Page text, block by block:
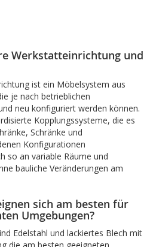
Werkstatteinrichtung und
ist ein Möbelsystem aus
je nach betrieblichen
neu konfiguriert werden können.
Kopplungssysteme, die es
Schränke und
Konfigurationen
so an variable Räume und
bauliche Veränderungen am
sich am besten für
Umgebungen?
Edelstahl und lackiertes Blech mit